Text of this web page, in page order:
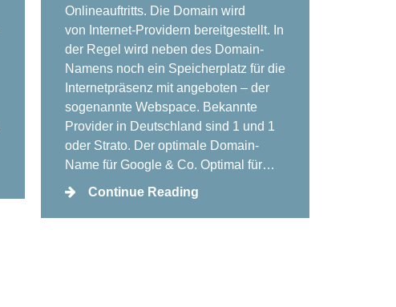
Onlineauftritts. Die Domain wird
von Internet-Providern bereitgestellt. In
der Regel wird neben des Domain-
Namens noch ein Speicherplatz für die
Internetpräsenz mit angeboten – der
sogenannte Webspace. Bekannte
Provider in Deutschland sind 1 und 1
oder Strato. Der optimale Domain-
Name für Google & Co. Optimal für…
Continue Reading